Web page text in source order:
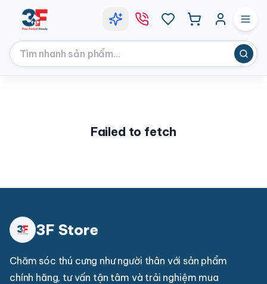
Failed to fetch
3F Store
Chăm sóc thú cưng như người thân với sản phẩm
chính hãng, tư vấn tận tâm và trải nghiệm mua